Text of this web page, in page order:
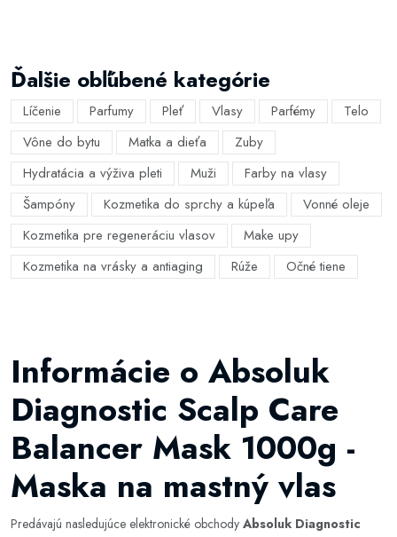
Ďalšie obľúbené kategórie
Líčenie Parfumy Pleť Vlasy Parfémy
Telo
Vône do bytu
Matka a dieťa
Zuby
Hydratácia a výživa pleti
Muži
Farby na vlasy
Šampóny
Kozmetika do sprchy a kúpeľa
Vonné oleje
Kozmetika pre regeneráciu vlasov
Make upy
Kozmetika na vrásky a antiaging
Rúže Očné tiene
Informácie o Absoluk
Diagnostic Scalp Care
Balancer Mask 1000g -
Maska na mastný vlas
Predávajú nasledujúce elektronické obchody Absoluk Diagnostic